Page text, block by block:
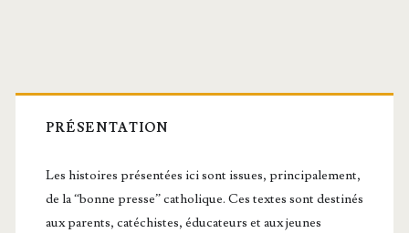
Barre
latérale
principale
PRÉSENTATION
Les histoires présentées ici sont issues, principalement,
de la “bonne presse” catholique. Ces textes sont destinés
aux parents, catéchistes, éducateurs et aux jeunes